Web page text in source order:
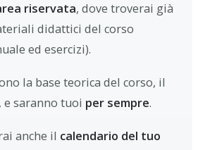
riservata, dove troverai già
didattici del corso
ed esercizi).
la base teorica del corso, il
saranno tuoi per sempre.
anche il calendario del tuo